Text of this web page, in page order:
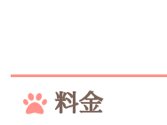
料金